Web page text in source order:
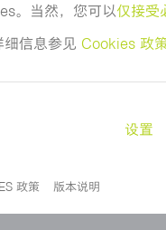
您想使用
使用 Cookie，所以无